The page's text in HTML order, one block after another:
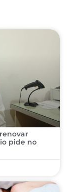
pide no